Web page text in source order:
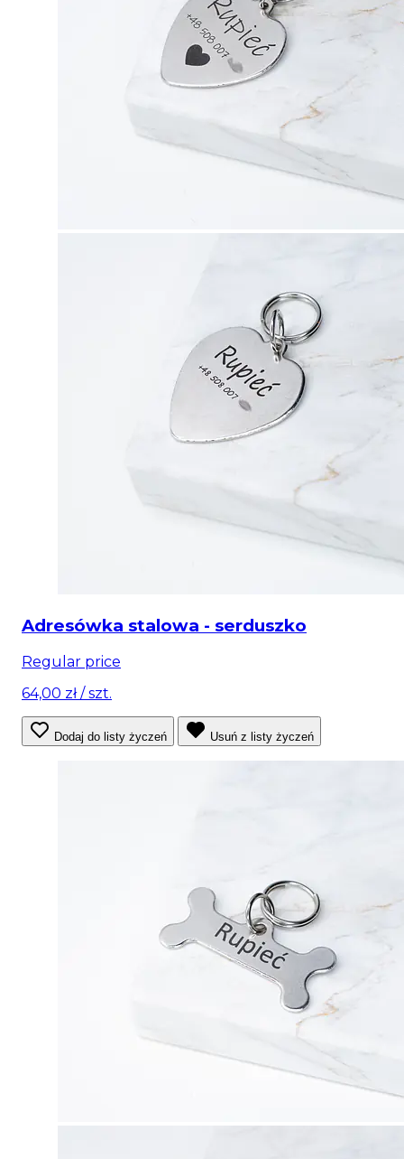
Adresówka stalowa - serduszko
Regular price
64,00 zł/ szt.
Dodaj do listy życzeń Usuń z listy życzeń